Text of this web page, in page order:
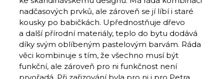
nadčasových prvků, ale zároveň se jí líbí i staré
kousky po babičkách. Upřednostňuje dřevo
a další přírodní mate­riály, teplo do bytu dodává
díky svým oblíbeným pastelovým barvám. Ráda
věci kombinuje s tím, že všechno musí být
funkční, ale zároveň pro ni funkčnost není